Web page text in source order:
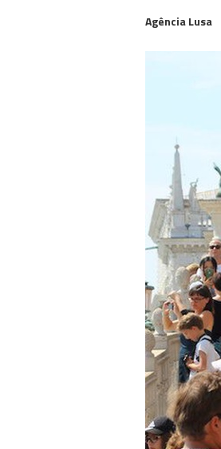
Agência Lusa